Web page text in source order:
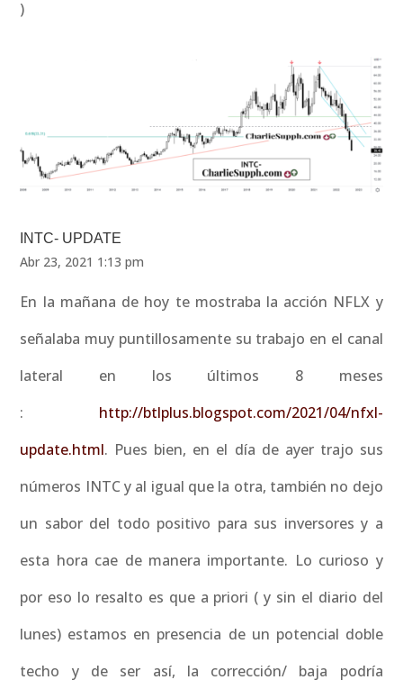
)
INTC- UPDATE
Abr 23, 2021 1:13 pm
En la mañana de hoy te mostraba la acción NFLX y
señalaba muy puntillosamente su trabajo en el canal
lateral en los últimos 8 meses
: http://btlplus.blogspot.com/2021/04/nfxl-
update.html. Pues bien, en el día de ayer trajo sus
números INTC y al igual que la otra, también no dejo
un sabor del todo positivo para sus inversores y a
esta hora cae de manera importante. Lo curioso y
por eso lo resalto es que a priori ( y sin el diario del
lunes) estamos en presencia de un potencial doble
techo y de ser así, la corrección/ baja podría